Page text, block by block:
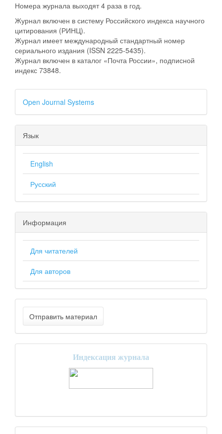
Номера журнала выходят 4 раза в год.
Журнал включен в систему Российского индекса научного
цитирования (РИНЦ).
Журнал имеет международный стандартный номер
сериального издания (ISSN 2225-5435).
Журнал включен в каталог «Почта России», подписной
индекс 73848.
Open Journal Systems
Язык
English
Русский
Информация
Для читателей
Для авторов
Отправить материал
Индексация журнала